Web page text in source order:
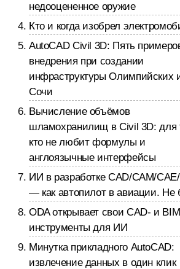
недооцененное оружие
Кто и когда изобрел
AutoCAD Civil 3D: Пять
внедрения при создании
инфраструктуры Олимпийских
Сочи
Вычисление объёмов
шламохранилищ в Civil 3D: для
кто не любит формулы и
англоязычные интерфейсы
ИИ в разработке CAD/CAM/
— как автопилот в авиации. Не
ODA открывает свои CAD- и
инструменты для ИИ
Минутка прикладного AutoCAD:
извлечение данных в один клик